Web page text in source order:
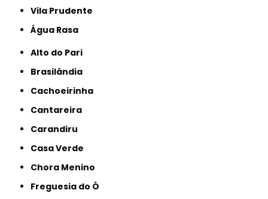
Vila Prudente
Água Rasa
Alto do Pari
Brasilândia
Cachoeirinha
Cantareira
Carandiru
Casa Verde
Chora Menino
Freguesia do Ó